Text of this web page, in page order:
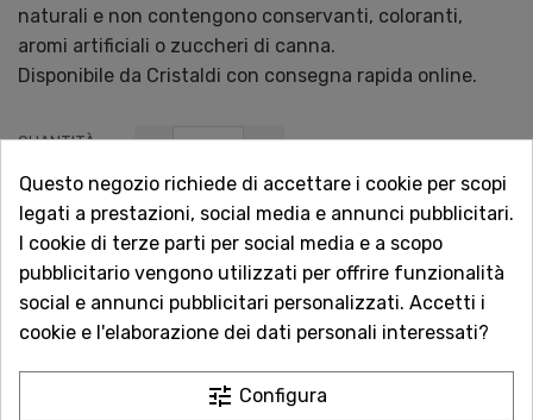
naturali e non contengono conservanti, coloranti,
aromi artificiali o zuccheri di canna.
Disponibile da Cristaldi con consegna rapida online.
QUANTITÀ
AGGIUNGI AL CARRELLO
Acquista in totale sicurezza
Dal 1957 a Catania. Clicca e leggi le oltre
Questo negozio richiede di accettare i cookie per scopi
legati a prestazioni, social media e annunci pubblicitari.
I cookie di terze parti per social media e a scopo
pubblicitario vengono utilizzati per offrire funzionalità
social e annunci pubblicitari personalizzati. Accetti i
cookie e l'elaborazione dei dati personali interessati?
tune Configura